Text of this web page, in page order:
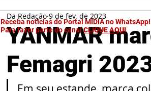
YANMAR
Femagri
Da Redação 9 de fev. de 2023
Receba notícias do Portal MÍDIA no WhatsApp!
Para fazer parte do canalCLIQUE AQUI